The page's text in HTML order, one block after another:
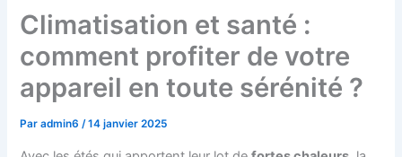
Climatisation et santé :
comment profiter de votre
appareil en toute sérénité ?
Paradmin6/14 janvier 2025